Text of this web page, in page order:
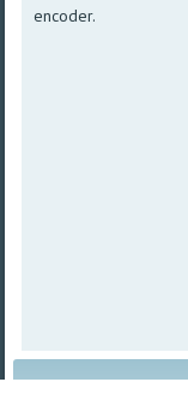
encoder.